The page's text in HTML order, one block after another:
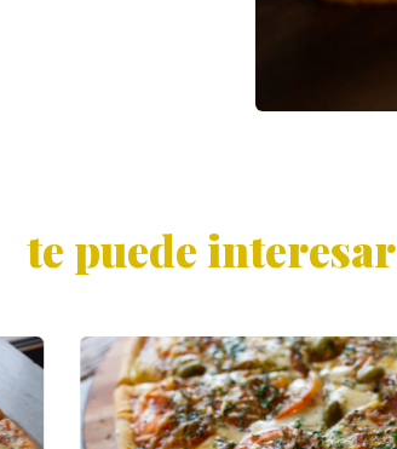
te puede interesar